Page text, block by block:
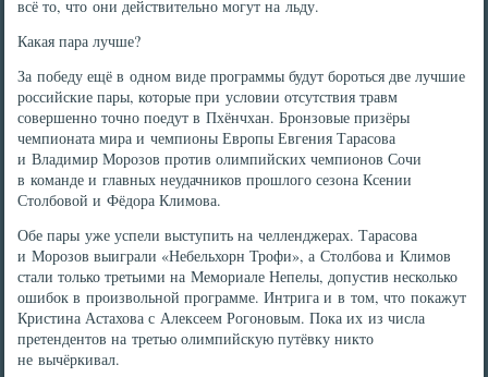
всё то, что они действительно могут на льду.
Какая пара лучше?
За победу ещё в одном виде программы будут бороться две лучшие
российские пары, которые при условии отсутствия травм
совершенно точно поедут в Пхёнчхан. Бронзовые призёры
чемпионата мира и чемпионы Европы Евгения Тарасова
и Владимир Морозов против олимпийских чемпионов Сочи
в команде и главных неудачников прошлого сезона Ксении
Столбовой и Фёдора Климова.
Обе пары уже успели выступить на челленджерах. Тарасова
и Морозов выиграли «Небельхорн Трофи», а Столбова и Климов
стали только третьими на Мемориале Непелы, допустив несколько
ошибок в произвольной программе. Интрига и в том, что покажут
Кристина Астахова с Алексеем Рогоновым. Пока их из числа
претендентов на третью олимпийскую путёвку никто
не вычёркивал.